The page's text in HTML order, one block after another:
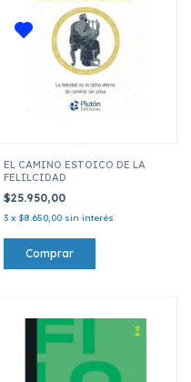
EL CAMINO ESTOICO DE LA
FELILCIDAD
$25.950,00
3 x $8.650,00 sin interés